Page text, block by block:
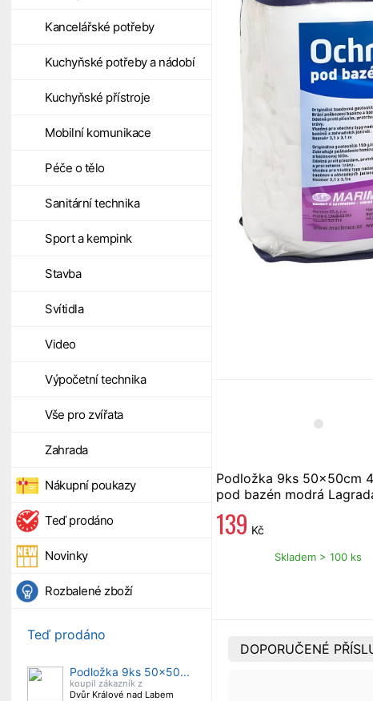
Kancelářské potřeby
Kuchyňské potřeby a nádobí
Kuchyňské přístroje
Mobilní komunikace
Péče o tělo
Sanitární technika
Sport a kempink
Stavba
Svítidla
Video
Výpočetní technika
Vše pro zvířata
Zahrada
Nákupní poukazy
Teď prodáno
Novinky
Rozbalené zboží
Teď prodáno
Podložka 9ks 50x50...
koupil zákazník z
Dvůr Králové nad Labem
Podložka 9ks 50x50cm
pod bazén modrá
139 Kč
Skladem > 100 ks
DOPORUČENÉ